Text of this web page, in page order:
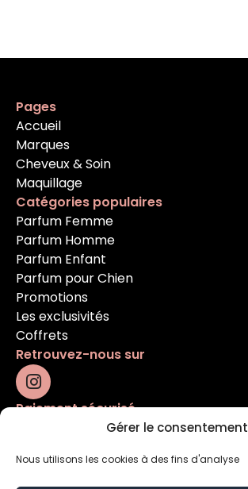
Gérer le consentement
Nous utilisons les cookies à des fins d'analyse
Pages
Accueil
Marques
Cheveux & Soin
Maquillage
Catégories populaires
Parfum Femme
Parfum Homme
Parfum Enfant
Parfum pour Chien
Promotions
Les exclusivités
Coffrets
Retrouvez-nous sur
Paiement sécurisé